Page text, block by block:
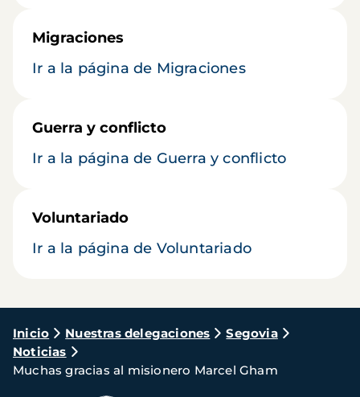
Migraciones
Ir a la página de Migraciones
Guerra y conflicto
Ir a la página de Guerra y conflicto
Voluntariado
Ir a la página de Voluntariado
Ruta
de
navegación
Inicio Nuestras delegaciones
Segovia
Noticias
Muchas gracias al misionero Marcel Gham